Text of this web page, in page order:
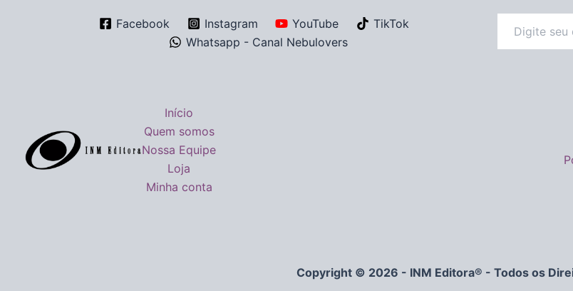
Facebook Instagram YouTube
TikTok
Whatsapp - Canal Nebulovers
Início
Quem somos
Nossa Equipe
Loja
Minha conta
Copyright © 2026 - INM Editora® - Todos os